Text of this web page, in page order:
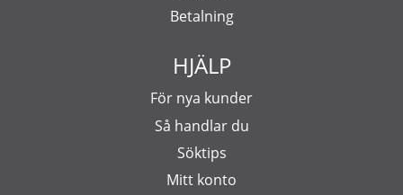
Betalning
HJÄLP
För nya kunder
Så handlar du
Söktips
Mitt konto